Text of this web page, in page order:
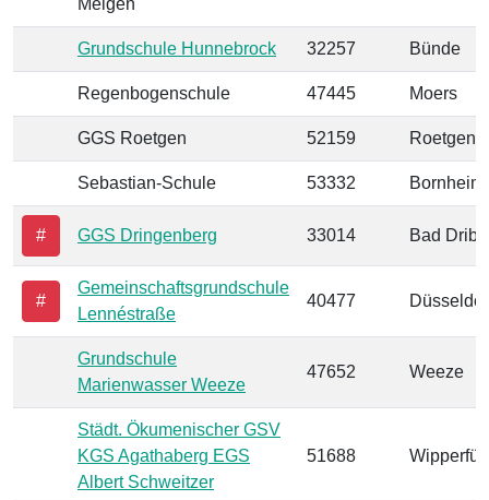
Grundschule Hunnebrock 32257 Bünde
Regenbogenschule 47445 Moers
GGS Roetgen 52159 Roetgen
Sebastian-Schule 53332 Bornheim
# GGS Dringenberg 33014 Bad
#
Gemeinschaftsgrundschule
Lennéstraße
40477
Grundschule
Marienwasser Weeze
47652 Weeze
Städt. Ökumenischer GSV
KGS Agathaberg EGS
Albert Schweitzer
51688